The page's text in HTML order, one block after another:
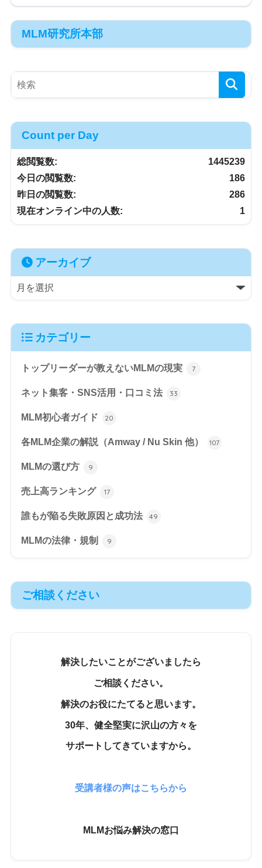
MLM研究所本部
Count per Day
1445239
総閲覧数:
186
今日の閲覧数:
286
昨日の閲覧数:
1
現在オンライン中の人数:
アーカイブ
カテゴリー
トップリーダーが教えないMLMの現実 7
ネット集客・SNS活用・口コミ法 33
MLM初心者ガイド 20
各MLM企業の解説（Amway / Nu Skin 他） 107
MLMの選び方 9
売上高ランキング 17
誰もが陥る失敗原因と成功法 49
MLMの法律・規制 9
ご相談ください
解決したいことがございましたら
ご相談ください。
解決のお役にたてると思います。
30年、健全堅実に沢山の方々を
サポートしてきていますから。
受講者様の声はこちらから
MLMお悩み解決の窓口